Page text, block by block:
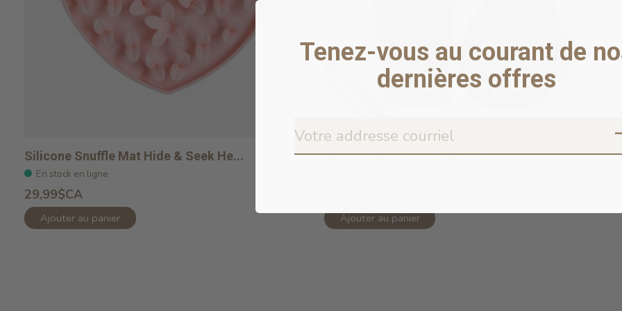
Silicone Snuffle Mat Hide & Seek He...
En stock en ligne
29,99$CA
Ajouter au panier
MuTTravel 2-in-1 Bottle Grey
Ajouter au panier
Tenez-vous au courant de
dernières offres